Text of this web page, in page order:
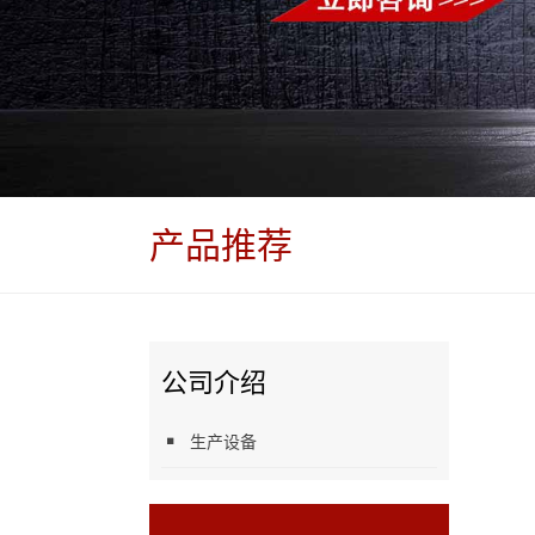
产品推荐
公司介绍
生产设备